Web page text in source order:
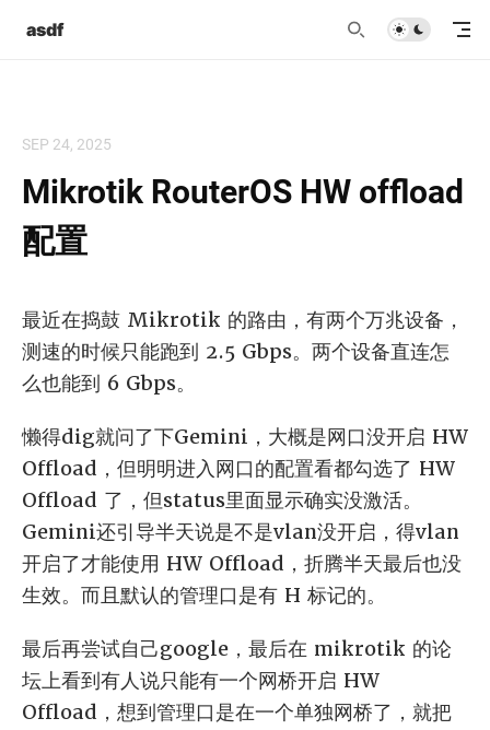
asdf
SEP 24, 2025
Mikrotik RouterOS HW offload
配置
最近在捣鼓 Mikrotik 的路由，有两个万兆设备，
测速的时候只能跑到 2.5 Gbps。两个设备直连怎
么也能到 6 Gbps。
懒得dig就问了下Gemini，大概是网口没开启 HW
Offload，但明明进入网口的配置看都勾选了 HW
Offload 了，但status里面显示确实没激活。
Gemini还引导半天说是不是vlan没开启，得vlan
开启了才能使用 HW Offload，折腾半天最后也没
生效。而且默认的管理口是有 H 标记的。
最后再尝试自己google，最后在 mikrotik 的论
坛上看到有人说只能有一个网桥开启 HW
Offload，想到管理口是在一个单独网桥了，就把